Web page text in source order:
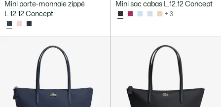
Mini porte-monnaie zippé
L.12.12 Concept
Mini sac cabas L.12.12 Concept
+ 3